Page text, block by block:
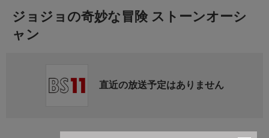
ジョジョの奇妙な冒険 ストーンオーシ
ャン
直近の放送予定はありません